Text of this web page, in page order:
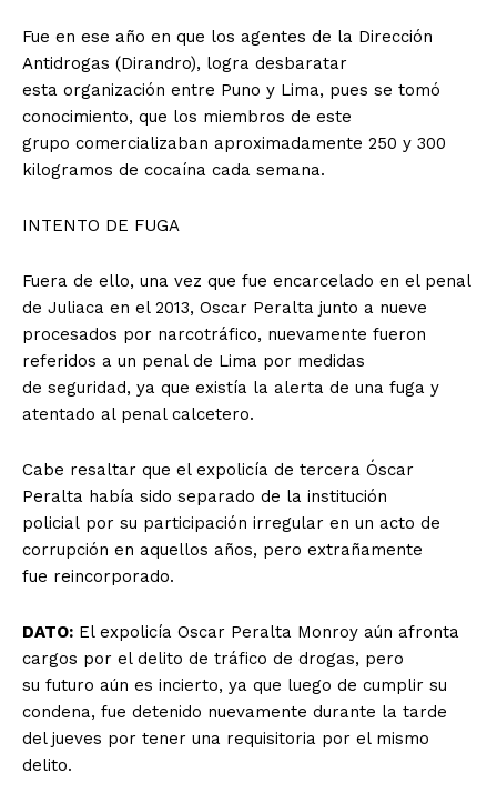
Fue en ese año en que los agentes de la Dirección
Antidrogas (Dirandro), logra desbaratar
esta organización entre Puno y Lima, pues se tomó
conocimiento, que los miembros de este
grupo comercializaban aproximadamente 250 y 300
kilogramos de cocaína cada semana.
INTENTO DE FUGA
Fuera de ello, una vez que fue encarcelado en el penal
de Juliaca en el 2013, Oscar Peralta junto a nueve
procesados por narcotráfico, nuevamente fueron
referidos a un penal de Lima por medidas
de seguridad, ya que existía la alerta de una fuga y
atentado al penal calcetero.
Cabe resaltar que el expolicía de tercera Óscar
Peralta había sido separado de la institución
policial por su participación irregular en un acto de
corrupción en aquellos años, pero extrañamente
fue reincorporado.
DATO: El expolicía Oscar Peralta Monroy aún afronta
cargos por el delito de tráfico de drogas, pero
su futuro aún es incierto, ya que luego de cumplir su
condena, fue detenido nuevamente durante la tarde
del jueves por tener una requisitoria por el mismo
delito.